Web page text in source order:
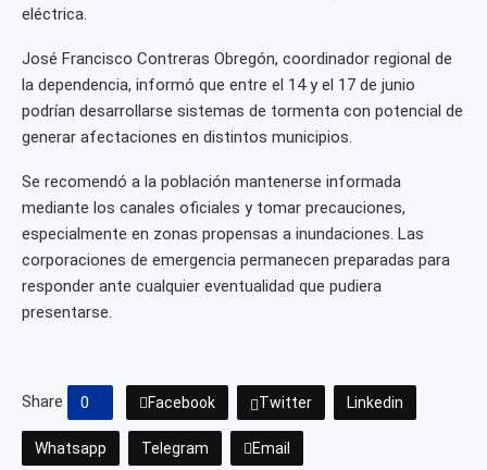
eléctrica.
José Francisco Contreras Obregón, coordinador regional de
la dependencia, informó que entre el 14 y el 17 de junio
podrían desarrollarse sistemas de tormenta con potencial de
generar afectaciones en distintos municipios.
Se recomendó a la población mantenerse informada
mediante los canales oficiales y tomar precauciones,
especialmente en zonas propensas a inundaciones. Las
corporaciones de emergencia permanecen preparadas para
responder ante cualquier eventualidad que pudiera
presentarse.
Share 0 Facebook Twitter Linkedin
Whatsapp Telegram Email